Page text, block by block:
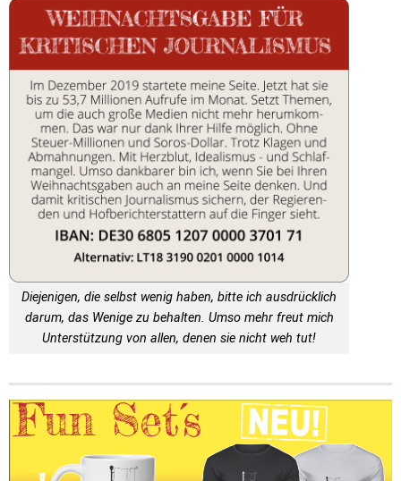
Diejenigen, die selbst wenig haben, bitte ich ausdrücklich
darum, das Wenige zu behalten. Umso mehr freut mich
Unterstützung von allen, denen sie nicht weh tut!